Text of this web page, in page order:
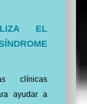
EL
clínicas
ayudar a